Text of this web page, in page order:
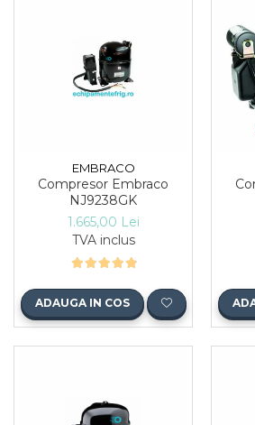
EMBRACO
Compresor Embraco
NJ9238GK
1.665,00 Lei
TVA inclus
ADAUGA IN COS